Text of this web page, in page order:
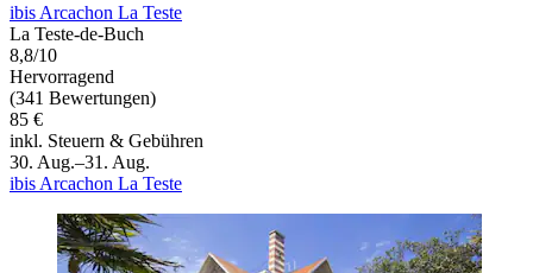
ibis Arcachon La Teste
La Teste-de-Buch
8,8/10
Hervorragend
(341 Bewertungen)
85 €
inkl. Steuern & Gebühren
30. Aug.–31. Aug.
ibis Arcachon La Teste